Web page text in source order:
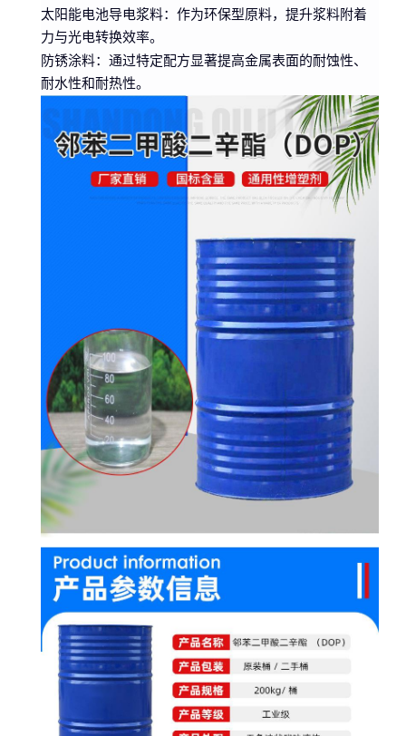
太阳能电池导电浆料：作为环保型原料，提升浆料附着
力与光电转换效率。
防锈涂料：通过特定配方显著提高金属表面的耐蚀性、
耐水性和耐热性。